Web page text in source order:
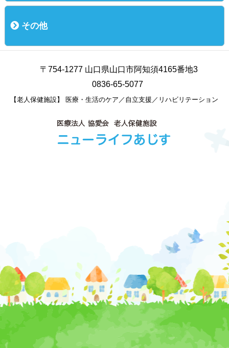
その他
〒754-1277 山口県山口市阿知須4165番地3
0836-65-5077
【老人保健施設】 医療・生活のケア／自立支援／リハビリテーション